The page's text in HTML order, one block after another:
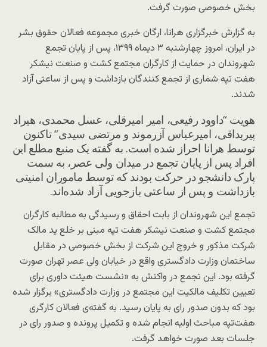
بخش خصوصی صورت گرفت.
به گزارش خبرگزاری هرانا، ارگان خبری مجموعه فعالان حقوق بشر
در ایران، امروز چهارشنبه ۳ دیماه ۱۳۹۹، پس از پایان تجمع
شهروندان در حمایت از کارگران مجتمع کشت و صنعت نیشکر
هفت تپه شماری از تجمع کنندگان بازداشت و پس از ساعتی آزاد
شدند.
هویت “داوود رفیعی، امیر امیرقلی، عسل محمدی، هیراد
پیربداقی، امیرعباس آزرموند و مرتضی سیدی” تاکنون
توسط هرانا احراز شده است. به گفته یک منبع مطلع این
افراد پس از پایان تجمع در میدان ولی عصر، به سمت
پارک دانشجو در حرکت بودند که توسط ماموران امنیتی
بازداشت و پس از ساعتی بازجویی آزاد شده‌اند.
تجمع این شهروندان از بابت احقاق و رسیدگی به مطالبه کارگران
مجتمع کشت و صنعت نیشکر هفت تپه مبنی بر خلع ید مالک
شرکت مذکور و خروج این شرکت از بخش خصوصی در مقابل
ساختمان وزارت دادگستری واقع در خیابان ولی عصر تهران صورت
گرفته بود. این تجمع در واکنش به «نشست هیئت داوری برای
تعیین تکلیف مالکیت این مجتمع در وزارت دادگستری» برگزار شده
بود که بدون صدور رای به پایان رسید. به گفته‌ی فعالان کارگری
هفت‌تپه مباحث اولیه انجام شده و تکمیل پرونده و صدور رای در
جلسات بعد صورت خواهد گرفت.